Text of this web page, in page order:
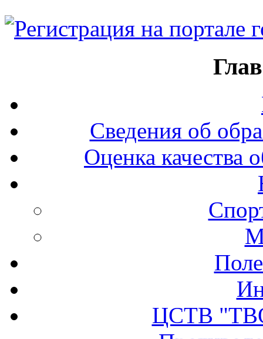
Сведения об
Оценка качества
ЦСТВ